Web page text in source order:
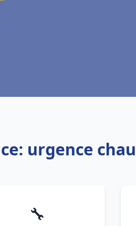
urgence
🔧